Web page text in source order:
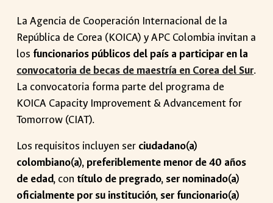
La Agencia de Cooperación Internacional de la
República de Corea (KOICA) y APC Colombia invitan a
los funcionarios públicos del país a participar en la
convocatoria de becas de maestría en Corea del Sur.
La convocatoria forma parte del programa de
KOICA Capacity Improvement & Advancement for
Tomorrow (CIAT).
Los requisitos incluyen ser ciudadano(a)
colombiano(a), preferiblemente menor de 40 años
de edad, con título de pregrado, ser nominado(a)
oficialmente por su institución, ser funcionario(a)